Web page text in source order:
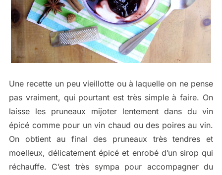
Une recette un peu vieillotte ou à laquelle on ne pense
pas vraiment, qui pourtant est très simple à faire. On
laisse les pruneaux mijoter lentement dans du vin
épicé comme pour un vin chaud ou des poires au vin.
On obtient au final des pruneaux très tendres et
moelleux, délicatement épicé et enrobé d’un sirop qui
réchauffe. C’est très sympa pour accompagner du